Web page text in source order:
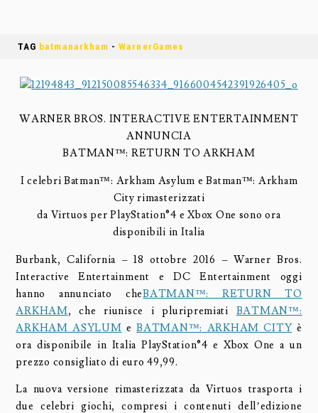
TAG batmanarkham -WarnerGames
WARNER BROS. INTERACTIVE ENTERTAINMENT
ANNUNCIA
BATMAN™: RETURN TO ARKHAM
I celebri Batman™: Arkham Asylum e Batman™: Arkham
City rimasterizzati
da Virtuos per PlayStation®4 e Xbox One sono ora
disponibili in Italia
Burbank, California – 18 ottobre 2016 – Warner Bros.
Interactive Entertainment e DC Entertainment oggi
hanno annunciato cheBATMAN™: RETURN TO
ARKHAM, che riunisce i pluripremiati BATMAN™:
ARKHAM ASYLUM eBATMAN™: ARKHAM CITYè
ora disponibile in Italia PlayStation®4 e Xbox One a un
prezzo consigliato di euro 49,99.
La nuova versione rimasterizzata da Virtuos trasporta i
due celebri giochi, compresi i contenuti dell’edizione